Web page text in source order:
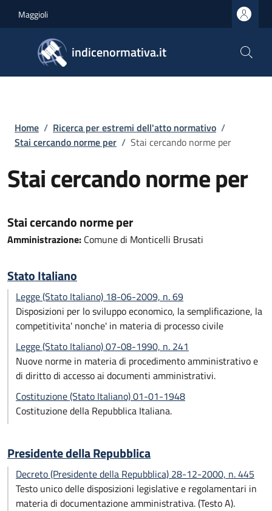
Maggioli
indicenormativa.it
Briciole di pane
Home / Ricerca per estremi dell'atto normativo /
Stai cercando norme per / Stai cercando norme per
Stai cercando norme per
Stai cercando norme per
Amministrazione: Comune di Monticelli Brusati
Stato Italiano
Legge (Stato Italiano) 18-06-2009, n. 69
Disposizioni per lo sviluppo economico, la semplificazione, la
competitivita' nonche' in materia di processo civile
Legge (Stato Italiano) 07-08-1990, n. 241
Nuove norme in materia di procedimento amministrativo e
di diritto di accesso ai documenti amministrativi.
Costituzione (Stato Italiano) 01-01-1948
Costituzione della Repubblica Italiana.
Presidente della Repubblica
Decreto (Presidente della Repubblica) 28-12-2000, n. 445
Testo unico delle disposizioni legislative e regolamentari in
materia di documentazione amministrativa. (Testo A).